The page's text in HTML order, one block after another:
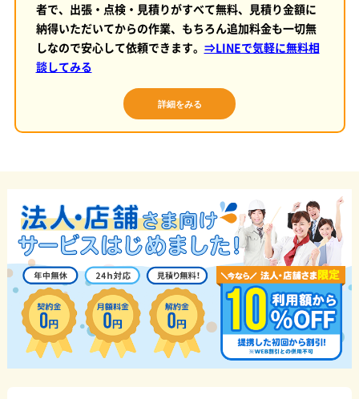
者で、出張・点検・見積りがすべて無料、見積り金額に
納得いただいてからの作業、もちろん追加料金も一切無
しなので安心して依頼できます。 ⇒LINEで気軽に無料相
談してみる
詳細をみる